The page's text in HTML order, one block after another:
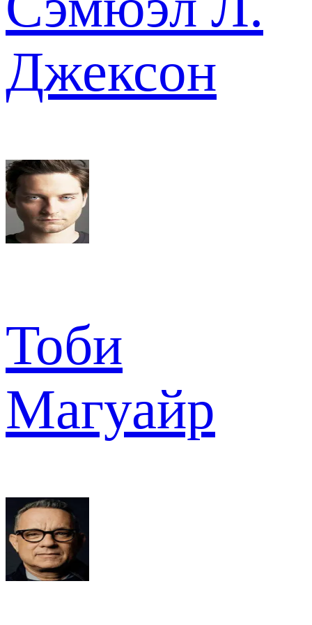
Джексон
Тоби
Магуайр